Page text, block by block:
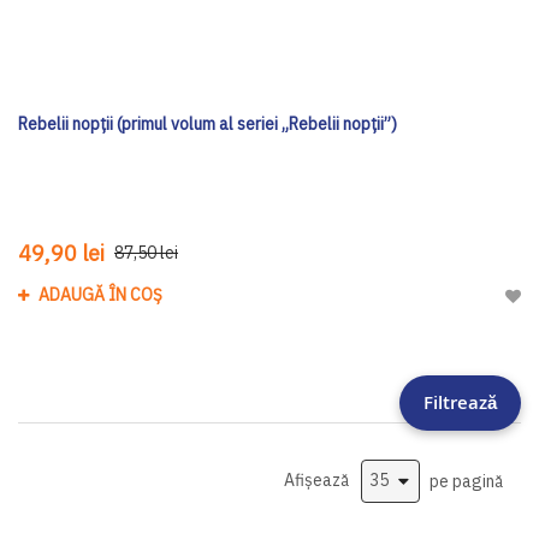
Rebelii nopții (primul volum al seriei „Rebelii nopții”)
49,90 lei 87,50 lei
ADAUGĂ ÎN COȘ
Afișează pe pagină
Filtrează